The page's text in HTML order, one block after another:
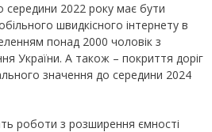
середини 2022 року має бути
швидкісного інтернету в
понад 2000 чоловік з
України. А також – покриття доріг
значення до середини 2024
роботи з розширення ємності